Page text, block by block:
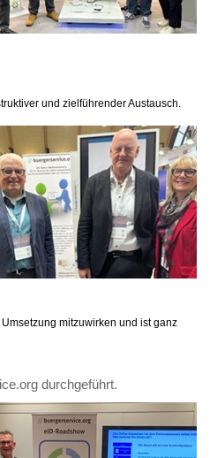
und zielführender Austausch.
mitzuwirken und ist ganz
durchgeführt.